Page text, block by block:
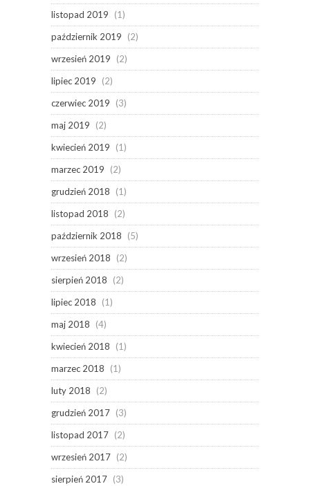
listopad 2019
(1)
październik 2019
(2)
wrzesień 2019
(2)
lipiec 2019
(2)
czerwiec 2019
(3)
maj 2019
(2)
kwiecień 2019
(1)
marzec 2019
(2)
grudzień 2018
(1)
listopad 2018
(2)
październik 2018
(5)
wrzesień 2018
(2)
sierpień 2018
(2)
lipiec 2018
(1)
maj 2018
(4)
kwiecień 2018
(1)
marzec 2018
(1)
luty 2018
(2)
grudzień 2017 (3)
listopad 2017 (2)
wrzesień 2017 (2)
sierpień 2017 (3)